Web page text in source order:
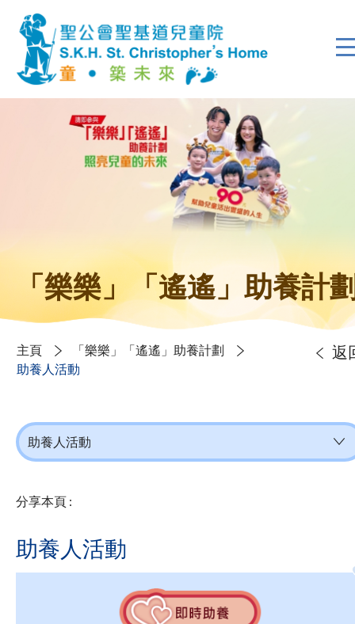
「樂樂」「遙遙」助養計
主頁
「樂樂」「遙遙」助養計劃
助養人活動
返
助養人活動
分享本頁 :
助養人活動